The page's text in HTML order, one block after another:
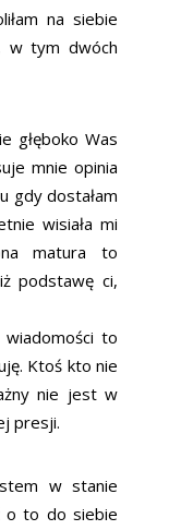
na siebie
w tym dwóch
głęboko Was
mnie opinia
gdy dostałam
wisiała mi
matura to
podstawę ci,
to
Ktoś kto nie
nie jest w
presji.
w stanie
o to do siebie